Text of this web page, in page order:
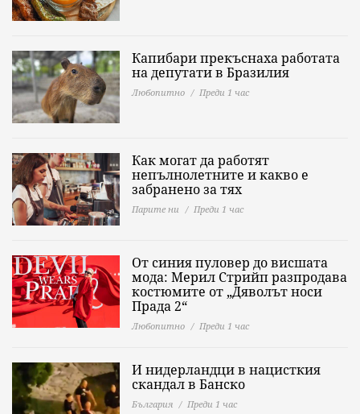
Капибари прекъснаха работата
на депутати в Бразилия
Любопитно Преди 1 час
Как могат да работят
непълнолетните и какво е
забранено за тях
Парите ни Преди 1 час
От синия пуловер до висшата
мода: Мерил Стрийп разпродава
костюмите от „Дяволът носи
Прада 2“
Любопитно Преди 1 час
И нидерландци в нацисткия
скандал в Банско
България Преди 1 час